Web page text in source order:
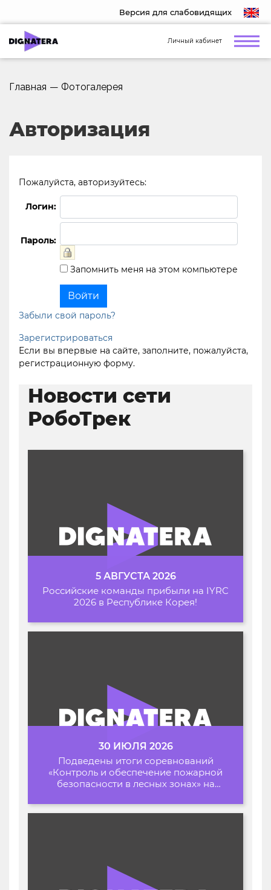
Версия для слабовидящих
Личный кабинет
Главная — Фотогалерея
Авторизация
Пожалуйста, авторизуйтесь:
Логин:
Пароль:
Запомнить меня на этом компьютере
Забыли свой пароль?
Зарегистрироваться
Если вы впервые на сайте, заполните, пожалуйста,
регистрационную форму.
Новости сети
РобоТрек
5 АВГУСТА 2026
Российские команды прибыли на IYRC
2026 в Республике Корея!
30 ИЮЛЯ 2026
Подведены итоги соревнований
«Контроль и обеспечение пожарной
безопасности в лесных зонах» на